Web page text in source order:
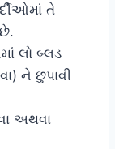
તે
લો બ્લડ
ને છુપાવી
અથવા